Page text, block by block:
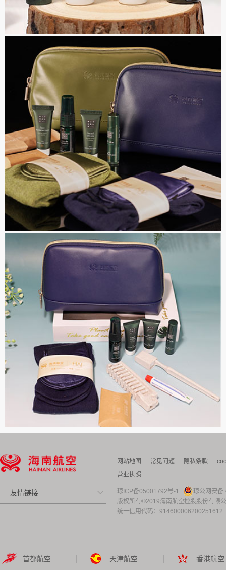
友情链接
网站地图 常见问题 隐私条款
营业执照
琼ICP备05001792号-1
琼公网安
版权所有©2019海南航空控股股份有限
统一信用代码：914600006200251612
首都航空 天津航空 香港航空